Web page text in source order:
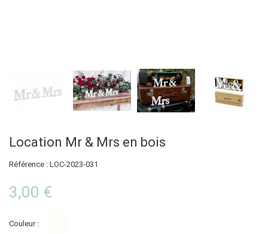
Location Mr & Mrs en bois
Référence : LOC-2023-031
3,00 €
Couleur :